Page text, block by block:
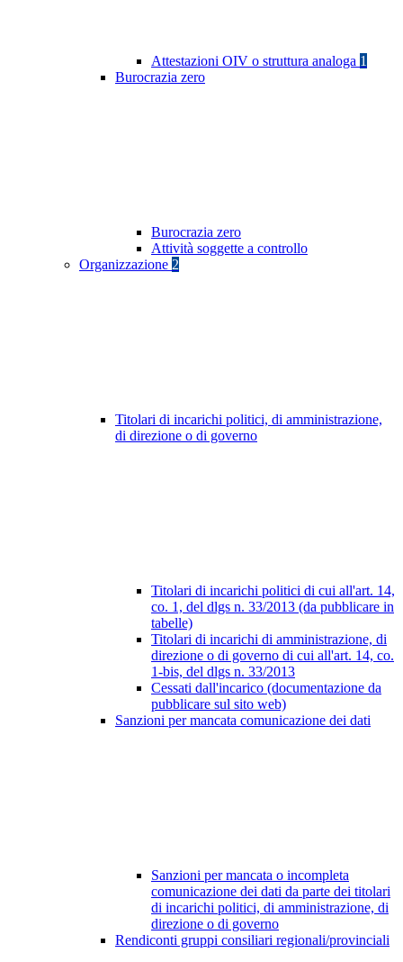
Attestazioni OIV o struttura analoga 1
Burocrazia zero
Burocrazia zero
Attività soggette a controllo
Organizzazione 2
Titolari di incarichi politici, di amministrazione,
di direzione o di governo
Titolari di incarichi politici di cui all'art. 14,
co. 1, del dlgs n. 33/2013 (da pubblicare in
tabelle)
Titolari di incarichi di amministrazione, di
direzione o di governo di cui all'art. 14, co.
1-bis, del dlgs n. 33/2013
Cessati dall'incarico (documentazione da
pubblicare sul sito web)
Sanzioni per mancata comunicazione dei dati
Sanzioni per mancata o incompleta
comunicazione dei dati da parte dei titolari
di incarichi politici, di amministrazione, di
direzione o di governo
Rendiconti gruppi consiliari regionali/provinciali